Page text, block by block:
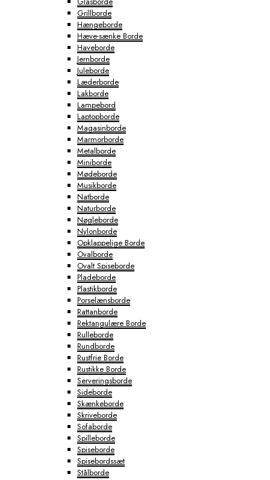
Grillborde
Hængeborde
Hæve-sænke Borde
Haveborde
Jernborde
Juleborde
Læderborde
Lakborde
Lampebord
Laptopborde
Magasinborde
Marmorborde
Metalborde
Miniborde
Mødeborde
Musikborde
Natborde
Naturborde
Nøgleborde
Nylonborde
Opklappelige Borde
Ovalborde
Ovalt Spiseborde
Pladeborde
Plastikborde
Porselænsborde
Rattanborde
Rektangulære Borde
Rulleborde
Rundborde
Rustfrie Borde
Rustikke Borde
Serveringsborde
Sideborde
Skænkeborde
Skriveborde
Sofaborde
Spilleborde
Spiseborde
Spisebordssæt
Stålborde